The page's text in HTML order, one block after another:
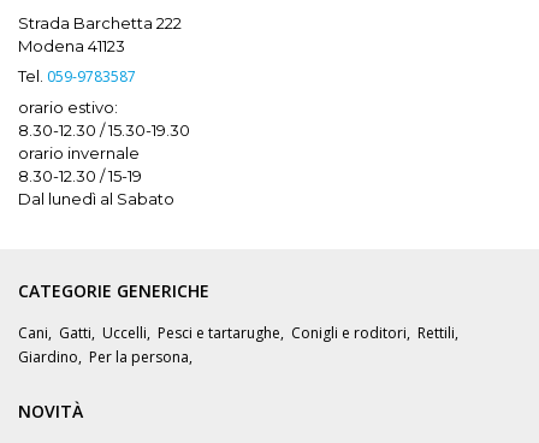
Strada Barchetta 222
Modena 41123
Tel. 059-9783587
orario estivo:
8.30-12.30 / 15.30-19.30
orario invernale
8.30-12.30 / 15-19
Dal lunedì al Sabato
CATEGORIE GENERICHE
Cani, Gatti, Uccelli, Pesci e tartarughe, Conigli e roditori, Rettili,
Giardino, Per la persona,
NOVITÀ